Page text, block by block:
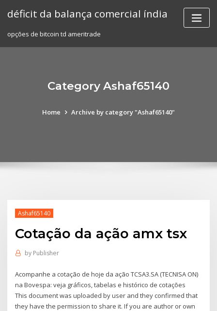
déficit da balança comercial índia
opções de bitcoin td ameritrade
Category Ashaf65140
Home Archive by category "Ashaf65140"
Ashaf65140
Cotação da ação amx tsx
by Publisher
Acompanhe a cotação de hoje da ação TCSA3.SA (TECNISA ON)
na Bovespa: veja gráficos, tabelas e histórico de cotações
This document was uploaded by user and they confirmed that
they have the permission to share it. If you are author or own